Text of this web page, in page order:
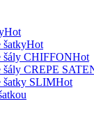
Hot
šatkyHot
šály CHIFFONHot
šály CREPE
šatky SLIMHot